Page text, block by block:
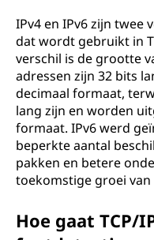
IPv4 en IPv6 zijn twee
dat wordt gebruikt in
verschil is de grootte
adressen zijn 32 bits
decimaal formaat,
lang zijn en worden
formaat. IPv6 werd
beperkte aantal
pakken en betere
toekomstige groei
Hoe gaat TCP/